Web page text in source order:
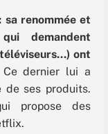
sa renommée et
demandent
ont
dernier lui a
de ses produits.
propose des